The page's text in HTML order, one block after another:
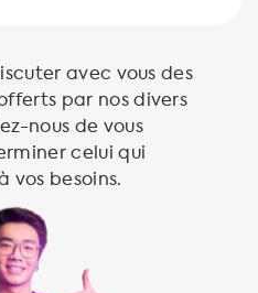
avec vous des
par nos divers
nous de vous
celui qui
vos besoins.